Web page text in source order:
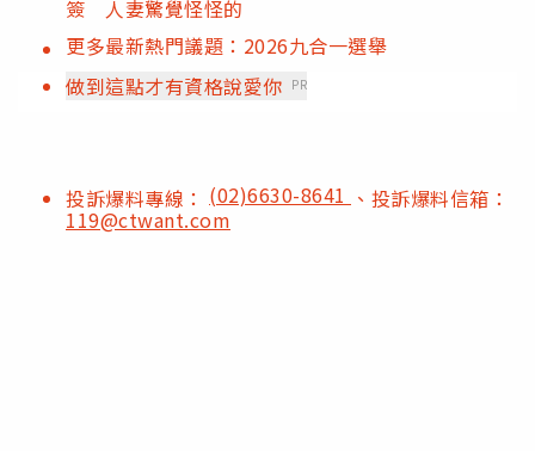
簽 人妻驚覺怪怪的
更多最新熱門議題：2026九合一選舉
做到這點才有資格說愛你 PR
投訴爆料專線： (02)6630-8641 、投訴爆料信箱：
119@ctwant.com